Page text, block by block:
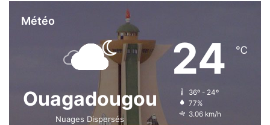
Météo
Ouagadougou
Nuages Dispersés
24 ℃
36º - 24º
77%
3.06 km/h